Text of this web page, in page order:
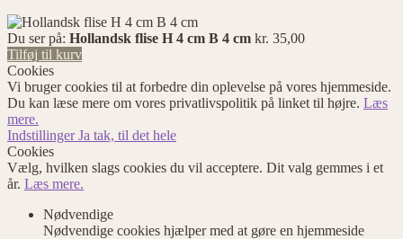
Du ser på: Hollandsk flise H 4 cm B 4 cm kr. 35,00
Tilføj til kurv
Cookies
Vi bruger cookies til at forbedre din oplevelse på vores hjemmeside.
Du kan læse mere om vores privatlivspolitik på linket til højre. Læs
mere.
IndstillingerJa tak, til det hele
Cookies
Vælg, hvilken slags cookies du vil acceptere. Dit valg gemmes i et
år. Læs mere.
Nødvendige
Nødvendige cookies hjælper med at gøre en hjemmeside